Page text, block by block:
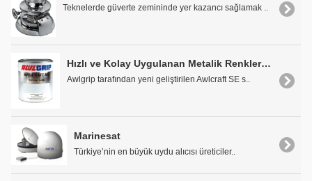
Teknelerde güverte zemininde yer kazancı sağlamak ..
Hızlı ve Kolay Uygulanan Metalik Renkler AWLCRAFT SE
Awlgrip tarafından yeni geliştirilen Awlcraft SE s..
Marinesat
Türkiye’nin en büyük uydu alıcısı üreticiler..